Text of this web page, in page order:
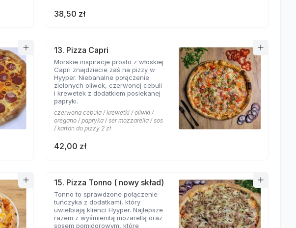
38,50 zł
13. Pizza Capri
Morskie inspiracje prosto z włoskiej
Capri znajdziecie zaś na pizzy w
Hyyper. Niebanalne połączenie
zielonych oliwek, czerwonej cebuli
i krewetek z dodatkiem posiekanej
papryki.
czerwona cebula / krewetki / oliwki /
oregano / papryka / ser mozzarella / sos
/ karton do pizzy 2 zł
42,00 zł
15. Pizza Tonno ( nowy skład)
Tonno to sprawdzone połączenie
tuńczyka z dodatkami, który
uwielbiają klienci Hyyper. Najlepsze
razem z wyśmienitą mozarellą oraz
sosem pomidorowym, które